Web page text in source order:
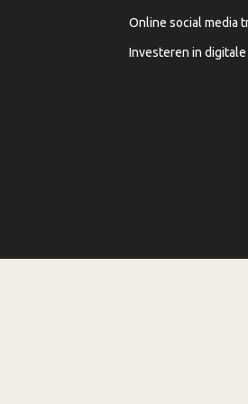
Online social media
Investeren in